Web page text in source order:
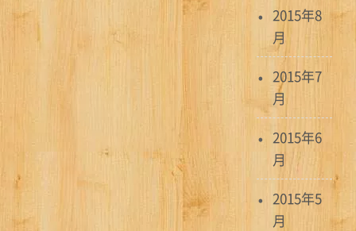
2015年8
月
2015年7
月
2015年6
月
2015年5
月